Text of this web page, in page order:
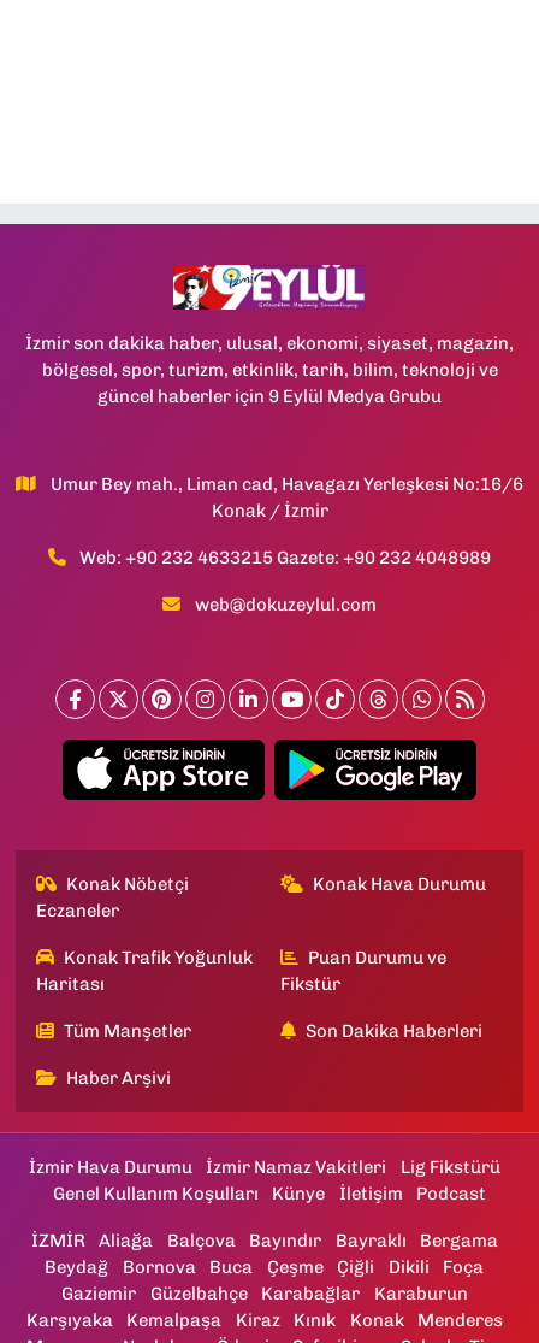
İzmir son dakika haber, ulusal, ekonomi, siyaset, magazin,
bölgesel, spor, turizm, etkinlik, tarih, bilim, teknoloji ve
güncel haberler için 9 Eylül Medya Grubu
Umur Bey mah., Liman cad, Havagazı Yerleşkesi No:16/6
Konak / İzmir
Web: +90 232 4633215 Gazete: +90 232 4048989
web@dokuzeylul.com
Konak Nöbetçi
Eczaneler
Konak Hava Durumu
Konak Trafik Yoğunluk
Haritası
Puan Durumu ve
Fikstür
Tüm Manşetler Son Dakika Haberleri
Haber Arşivi
İzmir Hava Durumu İzmir Namaz Vakitleri
Lig Fikstürü
Genel Kullanım Koşulları
Künye İletişim Podcast
İZMİR Aliağa Balçova Bayındır Bayraklı
Bergama
Beydağ
Bornova Buca Çeşme Çiğli Dikili
Foça
Gaziemir
Güzelbahçe Karabağlar
Karaburun
Karşıyaka
Kemalpaşa Kiraz Kınık Konak
Menderes